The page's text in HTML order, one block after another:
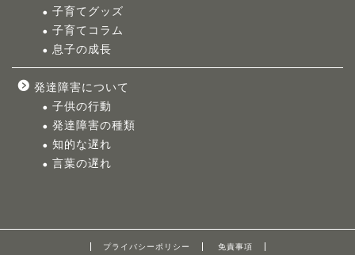
子育てグッズ
子育てコラム
息子の成長
発達障害について
子供の行動
発達障害の種類
知的な遅れ
言葉の遅れ
プライバシーポリシー 免責事項